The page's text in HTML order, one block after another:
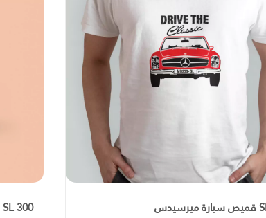
300 SL على كوب